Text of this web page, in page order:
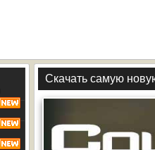
Скачать самую